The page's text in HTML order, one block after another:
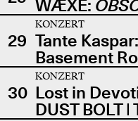
WÆXE:
29
KONZERT
Tante
Basement
30
KONZERT
Lost in
DUST BOLT |